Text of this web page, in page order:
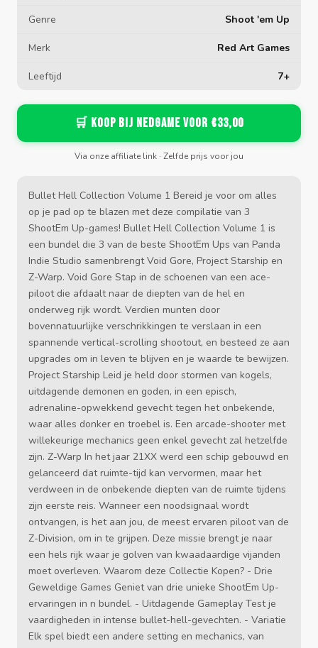
Genre Shoot 'em Up
Merk Red Art Games
Leeftijd 7+
🛒 Koop bij Nedgame voor €33,00
Via onze affiliate link · Zelfde prijs voor jou
Bullet Hell Collection Volume 1 Bereid je voor om alles
op je pad op te blazen met deze compilatie van 3
ShootEm Up-games! Bullet Hell Collection Volume 1 is
een bundel die 3 van de beste ShootEm Ups van Panda
Indie Studio samenbrengt Void Gore, Project Starship en
Z-Warp. Void Gore Stap in de schoenen van een ace-
piloot die afdaalt naar de diepten van de hel en
onderweg rijk wordt. Verdien munten door
bovennatuurlijke verschrikkingen te verslaan in een
spannende vertical-scrolling shootout, en besteed ze aan
upgrades om in leven te blijven en je waarde te bewijzen.
Project Starship Leid je held door stormen van kogels,
uitdagende demonen en goden, in een episch,
adrenaline-opwekkend gevecht tegen het onbekende,
waar alles donker en troebel is. Een arcade-shooter met
willekeurige mechanics geen enkel gevecht zal hetzelfde
zijn. Z-Warp In het jaar 21XX werd een schip gebouwd en
gelanceerd dat ruimte-tijd kan vervormen, maar het
verdween in de onbekende diepten van de ruimte tijdens
zijn eerste reis. Wanneer een noodsignaal wordt
ontvangen, is het aan jou, de meest ervaren piloot van de
Z-Division, om in te grijpen. Deze missie brengt je naar
een hels rijk waar je golven van kwaadaardige vijanden
moet overleven. Waarom deze Collectie Kopen? - Drie
Geweldige Games Geniet van drie unieke ShootEm Up-
ervaringen in n bundel. - Uitdagende Gameplay Test je
vaardigheden in intense bullet-hell-gevechten. - Variatie
Elk spel biedt een andere setting en mechanics, van